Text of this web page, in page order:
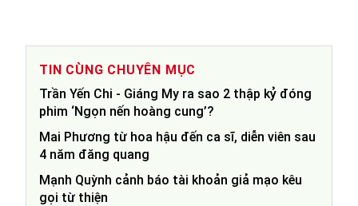
TIN CÙNG CHUYÊN MỤC
Trần Yến Chi - Giáng My ra sao 2 thập kỷ đóng
phim ‘Ngọn nến hoàng cung’?
Mai Phương từ hoa hậu đến ca sĩ, diễn viên sau
4 năm đăng quang
Mạnh Quỳnh cảnh báo tài khoản giả mạo kêu
gọi từ thiện